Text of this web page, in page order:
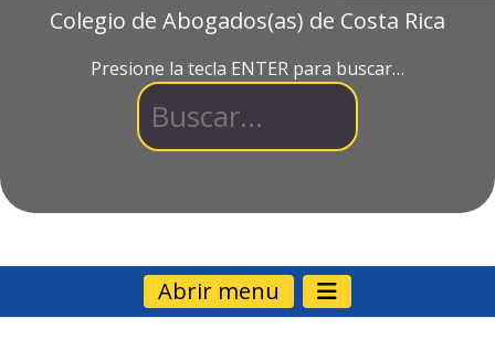
Colegio de Abogados(as) de Costa Rica
Presione la tecla ENTER para buscar…
Abrir menu